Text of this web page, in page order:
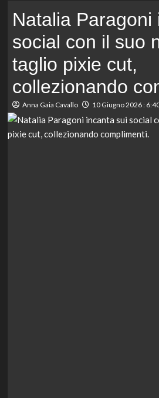
Natalia Paragoni
social con il suo
taglio pixie cut,
collezionando
Anna Gaia Cavallo 10 Giugno 2026 :